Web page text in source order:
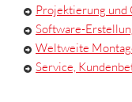
Projektierung und
Software-
Weltweite
Service,